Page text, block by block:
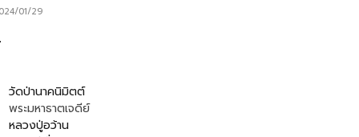
01/29
วัดป่านาคนิมิตต์
พระมหาธาตเจดีย์
หลวงปู่อว้าน